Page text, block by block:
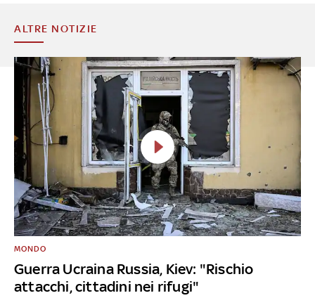
ALTRE NOTIZIE
Guerra Ucraina Russia, Kiev: "Rischio
attacchi, cittadini nei rifugi"
MONDO